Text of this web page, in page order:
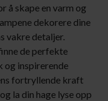
å skape en varm og
dekorere dine
vakre detaljer.
de perfekte
og inspirerende
fortryllende kraft
la din hage lyse opp